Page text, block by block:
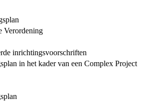
Verordening
inrichtingsvoorschriften
in het kader van een Complex Project